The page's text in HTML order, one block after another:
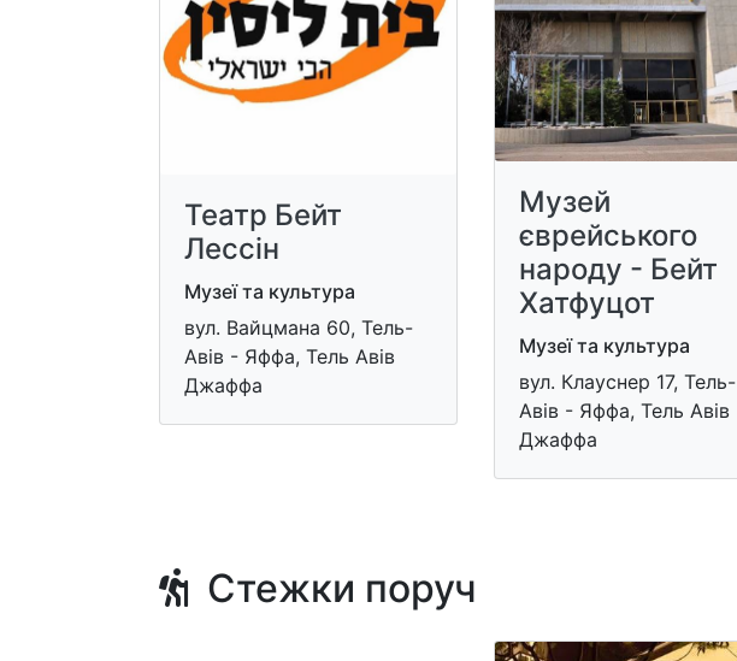
Театр Бейт
Лессін
Музеї та культура
вул. Вайцмана 60, Тель-
Авів - Яффа, Тель Авів
Джаффа
Музей
єврейського
народу - Бейт
Хатфуцот
Музеї та культура
вул. Клауснер 17, Тель-
Авів - Яффа, Тель Авів
Джаффа
Стежки поруч